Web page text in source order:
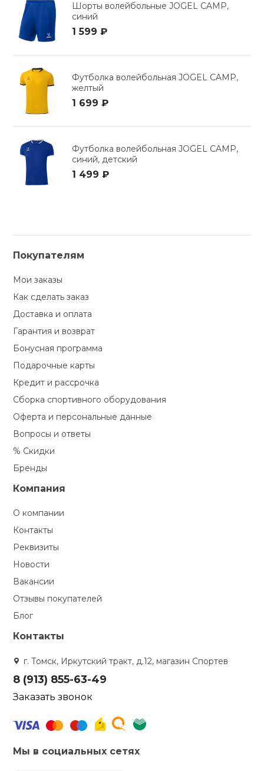
Шорты волейбольные JOGEL CAMP,
синий
1 599 ₽
Футболка волейбольная JOGEL CAMP,
желтый
1 699 ₽
Футболка волейбольная JOGEL CAMP,
синий, детский
1 499 ₽
Покупателям
Мои заказы
Как сделать заказ
Доставка и оплата
Гарантия и возврат
Бонусная программа
Подарочные карты
Кредит и рассрочка
Сборка спортивного оборудования
Оферта и персональные данные
Вопросы и ответы
% Скидки
Бренды
Компания
О компании
Контакты
Реквизиты
Новости
Вакансии
Отзывы покупателей
Блог
Контакты
г. Томск, Иркутский тракт, д.12, магазин Спортев
8 (913) 855-63-49
Заказать звонок
Мы в социальных сетях